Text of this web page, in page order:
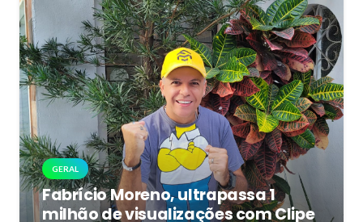
GERAL
Fabrício Moreno, ultrapassa 1
milhão de visualizações com Clipe